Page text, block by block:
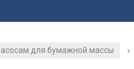
для бумажной массы
/